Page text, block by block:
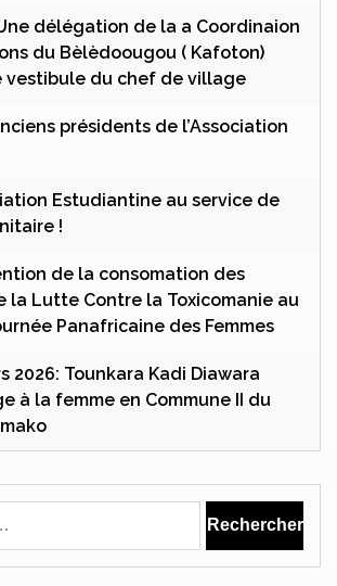
délégation de la a Coordinaion
du Bèlèdoougou ( Kafoton)
vestibule du chef de village
présidents de l’Association
Estudiantine au service de
!
de la consomation des
la Lutte Contre la Toxicomanie au
Panafricaine des Femmes
2026: Tounkara Kadi Diawara
à la femme en Commune II du